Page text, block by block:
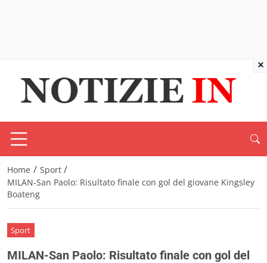
Home / Sport /
MILAN-San Paolo: Risultato finale con gol del giovane Kingsley
Boateng
Sport
MILAN-San Paolo: Risultato finale con gol del
×